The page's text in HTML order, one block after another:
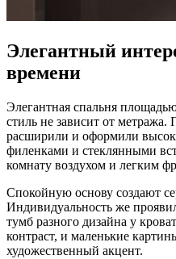
Элегантный
времени
Элегантная спальня
стиль не зависит от
расширили и оформили
филенками и стеклянными
комнату воздухом и легким
Спокойную основу создают
Индивидуальность же
тумб разного дизайна у
контраст, и маленькие
художественный акцент.